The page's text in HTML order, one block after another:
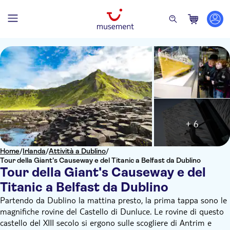
Home/Irlanda/Attività a Dublino/
Tour della Giant's Causeway e del Titanic a Belfast da Dublino
Tour della Giant's Causeway e del
Titanic a Belfast da Dublino
+ 6
Partendo da Dublino la mattina presto, la prima tappa sono le
magnifiche rovine del Castello di Dunluce. Le rovine di questo
castello del XIII secolo si ergono sulle scogliere di Antrim e